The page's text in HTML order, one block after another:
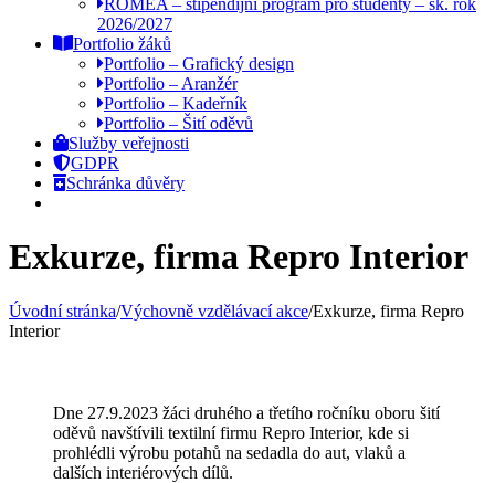
ROMEA – stipendijní program pro studenty – šk. rok
2026/2027
Portfolio žáků
Portfolio – Grafický design
Portfolio – Aranžér
Portfolio – Kadeřník
Portfolio – Šití oděvů
Služby veřejnosti
GDPR
Schránka důvěry
Exkurze, firma Repro Interior
Úvodní stránka/Výchovně vzdělávací akce/Exkurze, firma Repro
Interior
Dne 27.9.2023 žáci druhého a třetího ročníku oboru šití
oděvů navštívili textilní firmu Repro Interior, kde si
prohlédli výrobu potahů na sedadla do aut, vlaků a
dalších interiérových dílů.